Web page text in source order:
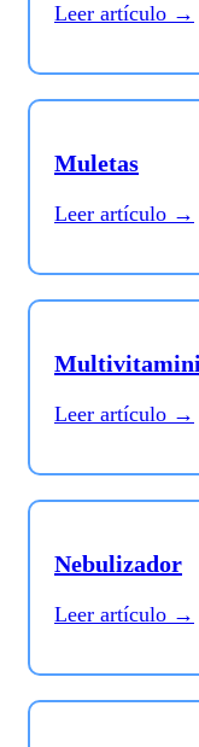
Leer artículo →
Muletas
Leer artículo →
Leer artículo →
Nebulizador
Leer artículo →